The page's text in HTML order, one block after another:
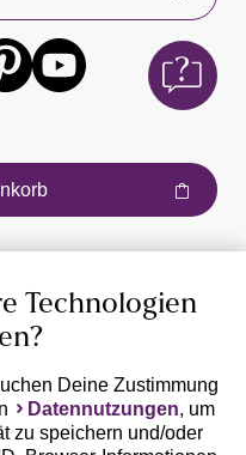
Technologien
Deine Zustimmung
Datennutzungen, um
zu speichern und/oder